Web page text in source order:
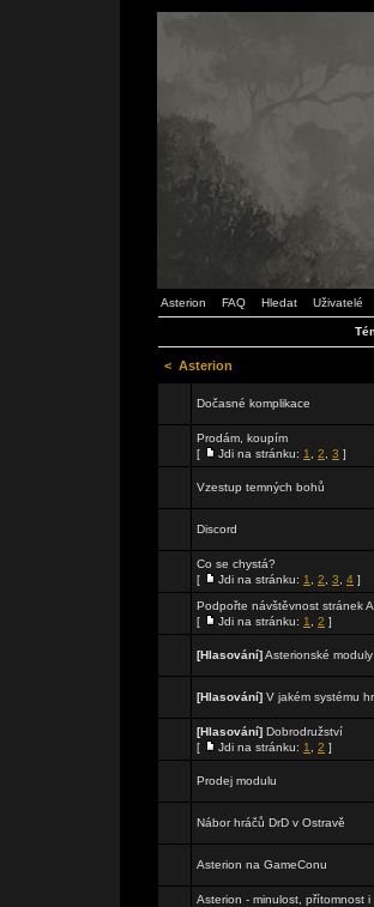
Asterion FAQ Hledat Uživatelé
< Asterion
Dočasné komplikace
Prodám, koupím
[
Jdi na stránku: 1 2 3 ]
Vzestup temných bohů
Discord
Co se chystá?
[
Jdi na stránku: 1 2 3 4 ]
Podpořte návštěvnost stránek
[
Jdi na stránku: 1 2 ]
[Hlasování]Asterionské
[Hlasování] V jakém systému
[Hlasování] Dobrodružství
[
Jdi na stránku: 1 2 ]
Prodej modulu
Nábor hráčů DrD v Ostravě
Asterion na GameConu
Asterion - minulost, přítomnost